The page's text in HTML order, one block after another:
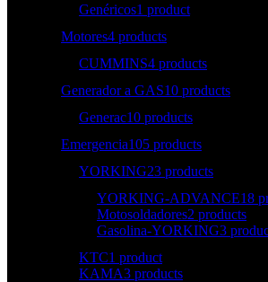
Genéricos1 product
Motores4 products
CUMMINS4 products
Generador a GAS10 products
Generac10 products
Emergencia105 products
YORKING23 products
YORKING-ADVANCE18
Motosoldadores2 products
Gasolina-YORKING3
KTC1 product
KAMA3 products